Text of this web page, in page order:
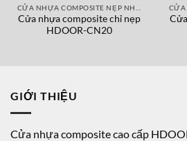
Cửa nhựa composite chỉ nẹp
HDOOR-CN20
GIỚI THIỆU
Cửa nhựa composite cao cấp